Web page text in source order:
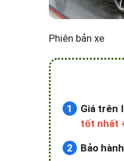
Phiên bản xe
Giá trên
tốt nhất
Bảo